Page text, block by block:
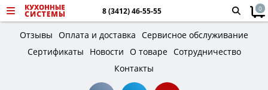
8 (3412) 46-55-55 0
Отзывы Оплата и доставка Сервисное обслуживание
Сертификаты
Новости О товаре Сотрудничество
Контакты